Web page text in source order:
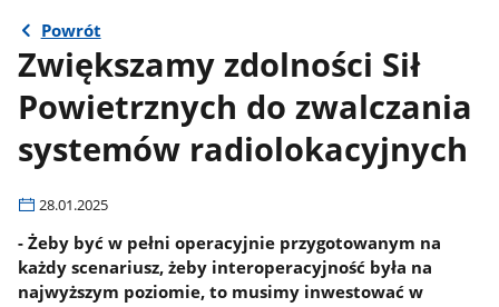
Powrót
Zwiększamy zdolności Sił
Powietrznych do zwalczania
systemów radiolokacyjnych
28.01.2025
- Żeby być w pełni operacyjnie przygotowanym na
każdy scenariusz, żeby interoperacyjność była na
najwyższym poziomie, to musimy inwestować w